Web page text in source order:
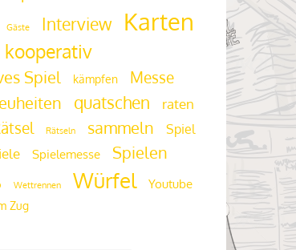
Gäste Interview Karten
kooperativ
Spiel kämpfen Messe
quatschen raten
Rätseln sammeln Spiel
Spielemesse Spielen
Wettrennen Würfel Youtube
Zug